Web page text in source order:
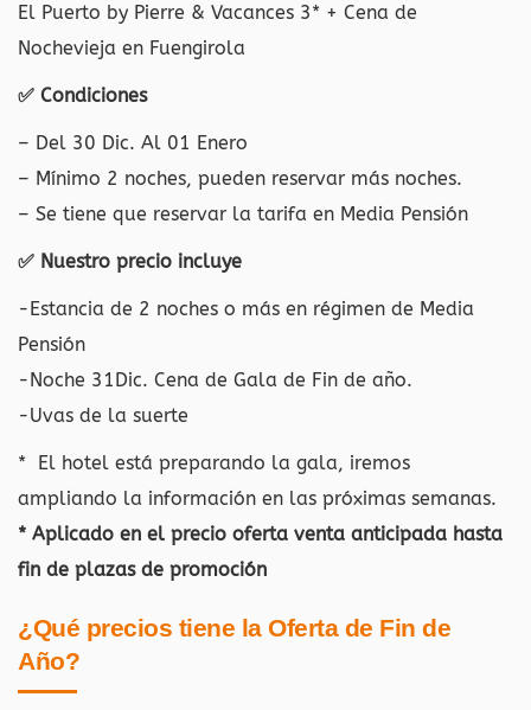
El Puerto by Pierre & Vacances 3* + Cena de
Nochevieja en Fuengirola
✅ Condiciones
– Del 30 Dic. Al 01 Enero
– Mínimo 2 noches, pueden reservar más noches.
– Se tiene que reservar la tarifa en Media Pensión
✅ Nuestro precio incluye
-Estancia de 2 noches o más en régimen de Media
Pensión
-Noche 31Dic. Cena de Gala de Fin de año.
-Uvas de la suerte
* El hotel está preparando la gala, iremos
ampliando la información en las próximas semanas.
* Aplicado en el precio oferta venta anticipada hasta
fin de plazas de promoción
¿Qué precios tiene la Oferta de Fin de
Año?